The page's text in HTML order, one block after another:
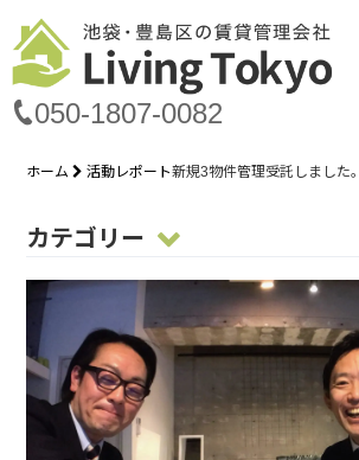
050-1807-0082
ホーム 活動レポート新規3物件管理受託しました。
カテゴリー